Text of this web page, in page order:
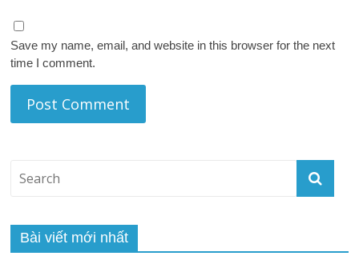
Save my name, email, and website in this browser for the next
time I comment.
Bài viết mới nhất